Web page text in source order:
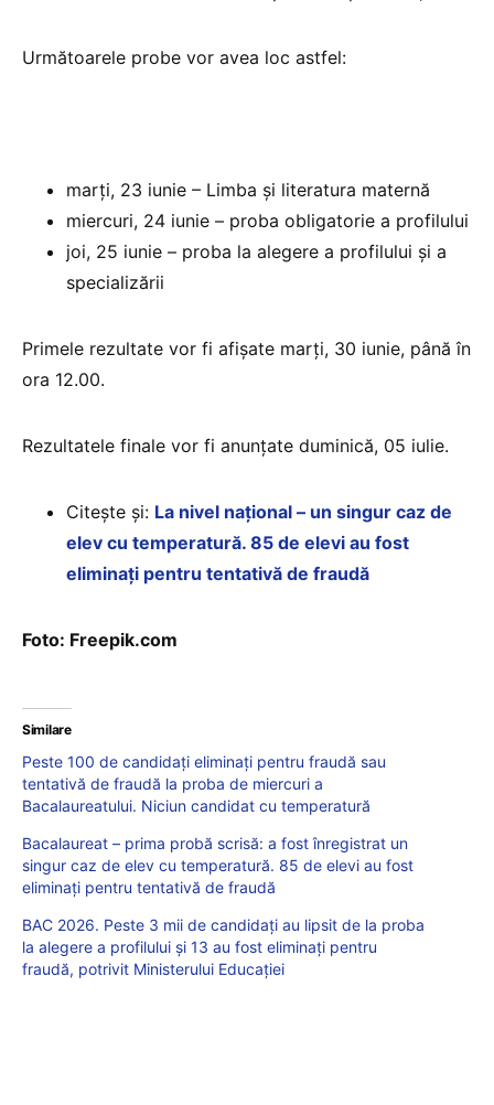
Următoarele probe vor avea loc astfel:
marți, 23 iunie – Limba și literatura maternă
miercuri, 24 iunie – proba obligatorie a profilului
joi, 25 iunie – proba la alegere a profilului și a
specializării
Primele rezultate vor fi afișate marți, 30 iunie, până în
ora 12.00.
Rezultatele finale vor fi anunțate duminică, 05 iulie.
Citește și: La nivel național – un singur caz de
elev cu temperatură. 85 de elevi au fost
eliminați pentru tentativă de fraudă
Foto: Freepik.com
Similare
Peste 100 de candidați eliminați pentru fraudă sau
tentativă de fraudă la proba de miercuri a
Bacalaureatului. Niciun candidat cu temperatură
Bacalaureat – prima probă scrisă: a fost înregistrat un
singur caz de elev cu temperatură. 85 de elevi au fost
eliminați pentru tentativă de fraudă
BAC 2026. Peste 3 mii de candidați au lipsit de la proba
la alegere a profilului și 13 au fost eliminați pentru
fraudă, potrivit Ministerului Educației